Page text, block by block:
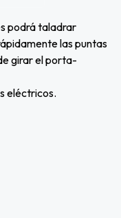
podrá taladrar
las puntas
girar el porta-
eléctricos.